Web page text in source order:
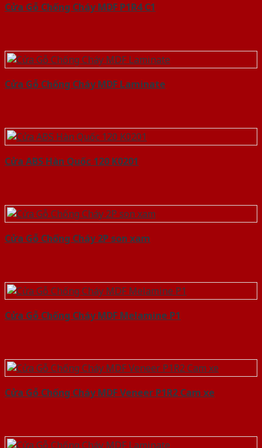
Cửa Gỗ Chống Cháy MDF P1R4 C1
Cửa Gỗ Chống Cháy MDF Laminate
Cửa ABS Hàn Quốc 120 K0201
Cửa Gỗ Chống Cháy 2P son xam
Cửa Gỗ Chống Cháy MDF Melamine P1
Cửa Gỗ Chống Cháy MDF Veneer P1R2 Cam xe